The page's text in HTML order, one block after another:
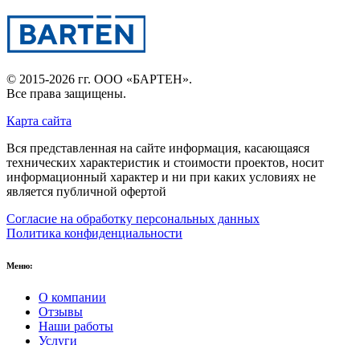
© 2015-2026 гг. ООО «БАРТЕН».
Все права защищены.
Карта сайта
Вся представленная на сайте информация, касающаяся
технических характеристик и стоимости проектов, носит
информационный характер и ни при каких условиях не
является публичной офертой
Согласие на обработку персональных данных
Политика конфиденциальности
Меню:
О компании
Отзывы
Наши работы
Услуги